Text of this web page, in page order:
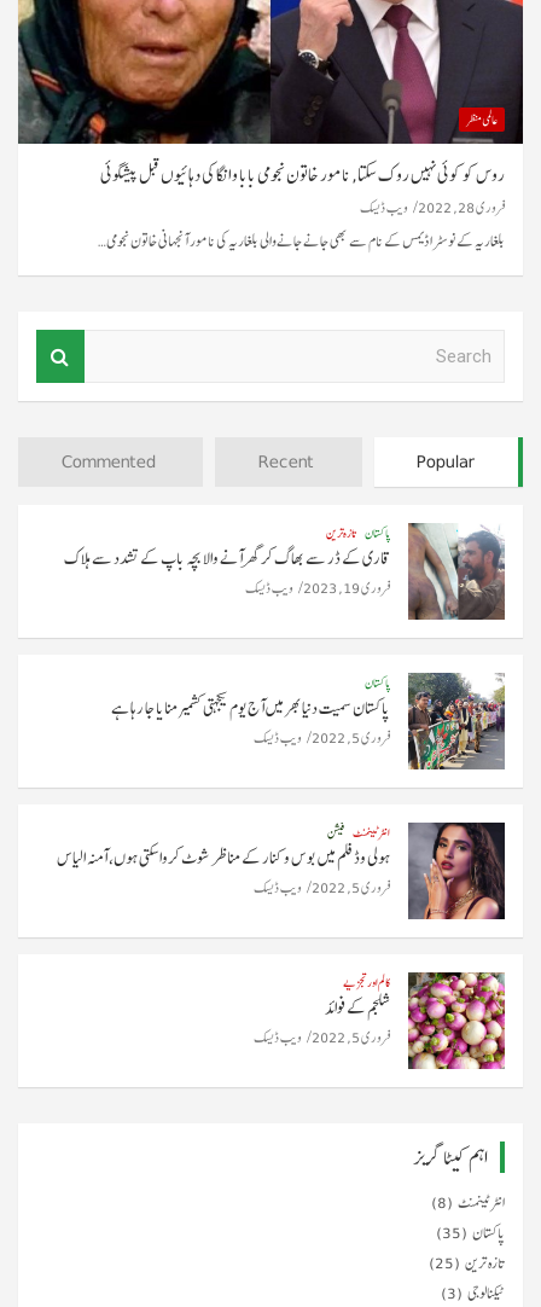
عالمی منظر
روس کو کوئی نہیں روک سکتا, نامور خاتون نجومی بابا وانگا کی دہائیوں قبل پیشگوئی
فروری 28, 2022 ویب ڈیسک
بلغاریہ کے نوسٹرا ڈیمس کے نام سے بھی جانے جانےوالی بلغاریہ کی نامور آنجہانی خاتون نجومی…
Popular
Recent
Commented
پاکستان تازہ ترین
قاری کے ڈر سے بھاگ کر گھر آنے والا بچہ باپ کے تشدد سے ہلاک
فروری 19, 2023 ویب ڈیسک
پاکستان
پاکستان سمیت دنیا بھر میں آج یوم یکجہتی کشمیر منایا جا رہا ہے
فروری 5, 2022 ویب ڈیسک
انٹرٹینمنٹ فیشن
ہولی وڈ فلم میں بوس و کنار کے مناظر شوٹ کروا سکتی ہوں، آمنہ الیاس
فروری 5, 2022 ویب ڈیسک
کالم اور تجزیے
شلجم کے فوائد
فروری 5, 2022 ویب ڈیسک
اہم کیٹا گریز
انٹرٹینمنٹ (8)
پاکستان (35)
تازہ ترین (25)
ٹیکنالوجی (3)